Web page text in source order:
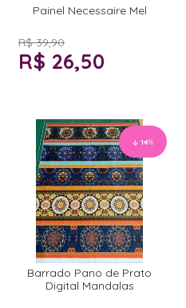
Painel Necessaire Mel
R$ 39,90
R$ 26,50
14%
Barrado Pano de Prato
Digital Mandalas